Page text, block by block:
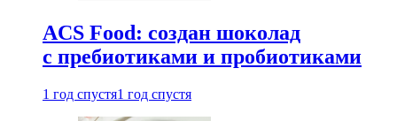
ACS Food: создан шоколад
с пребиотиками и пробиотиками
1 год спустя1 год спустя